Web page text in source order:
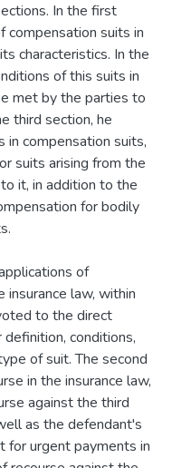
In the first
compensation suits in
characteristics. In the
of this suits in
met by the parties to
third section, he
compensation suits,
suits arising from the
it, in addition to the
for bodily
of
law, within
to the direct
conditions,
of suit. The second
in the insurance law,
against the third
as the defendant's
for urgent payments in